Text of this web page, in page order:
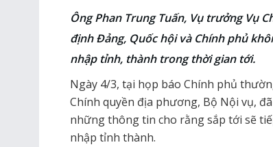
Ông Phan Trung Tuấn, Vụ trưởng Vụ
định Đảng, Quốc hội và Chính phủ
nhập tỉnh, thành trong thời gian tới.
Ngày 4/3, tại họp báo Chính phủ
Chính quyền địa phương, Bộ Nội vụ,
những thông tin cho rằng sắp tới sẽ
nhập tỉnh thành.